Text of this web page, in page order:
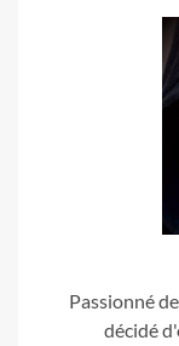
Passionné
décidé